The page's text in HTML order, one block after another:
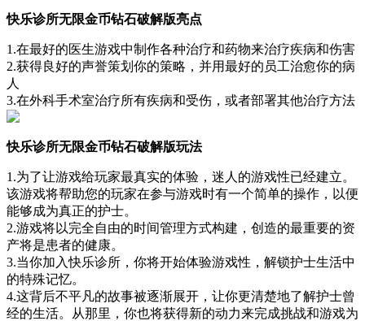
快乐诊所无限金币钻石破解版亮点
1.在最好的医生游戏中制作各种治疗和药物来治疗疾病和伤害
2.获得良好的声誉策划你的策略，并用最好的员工治愈你的病
人
3.在外科手术室治疗所有疾病和受伤，或者部署其他治疗方法
快乐诊所无限金币钻石破解版玩法
1.为了让游戏给玩家最真实的体验，迷人的游戏性已经建立。
该游戏将帮助您的玩家在参与游戏时有一个简单的操作，以便
能够成为真正的护士。
2.游戏将以完全自由的时间管理方式构建，创造的最重要的资
产将是患者的健康。
3.当你加入快乐诊所，你将开始体验游戏性，解锁护士生活中
的特殊记忆。
4.这背后不平凡的故事被逐渐展开，让你更清楚地了解护士曾
经的生活。从那里，你也将获得新的动力来完成挑战和游戏为